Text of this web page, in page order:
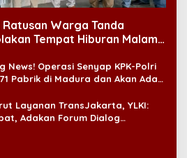
Warga Tanda
Tempat Hiburan Malam
News! Operasi Senyap KPK-Polri
Pabrik di Madura dan Akan Ada
Layanan TransJakarta, YLKI:
Adakan Forum Dialog